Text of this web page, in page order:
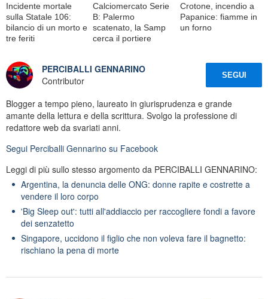
Incidente mortale
sulla Statale 106:
bilancio di un morto e
tre feriti
Calciomercato Serie
B: Palermo
scatenato, la Samp
cerca il portiere
Crotone, incendio a
Papanice: fiamme in
un forno
PERCIBALLI GENNARINO
Contributor
SEGUI
Blogger a tempo pieno, laureato in giurisprudenza e grande
amante della lettura e della scrittura. Svolgo la professione di
redattore web da svariati anni.
Segui Perciballi Gennarino su Facebook
Leggi di più sullo stesso argomento da PERCIBALLI GENNARINO:
Argentina, la denuncia delle ONG: donne rapite e costrette a
vendere il loro corpo
'Big Sleep out': tutti all'addiaccio per raccogliere fondi a favore
dei senzatetto
Singapore, uccidono il figlio che non voleva fare il bagnetto:
rischiano la pena di morte